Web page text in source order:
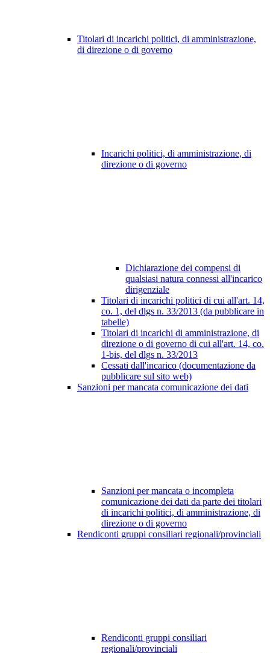
Titolari di incarichi politici, di amministrazione,
di direzione o di governo
Incarichi politici, di amministrazione, di
direzione o di governo
Dichiarazione dei compensi di
qualsiasi natura connessi all'incarico
dirigenziale
Titolari di incarichi politici di cui all'art. 14,
co. 1, del dlgs n. 33/2013 (da pubblicare in
tabelle)
Titolari di incarichi di amministrazione, di
direzione o di governo di cui all'art. 14, co.
1-bis, del dlgs n. 33/2013
Cessati dall'incarico (documentazione da
pubblicare sul sito web)
Sanzioni per mancata comunicazione dei dati
Sanzioni per mancata o incompleta
comunicazione dei dati da parte dei titolari
di incarichi politici, di amministrazione, di
direzione o di governo
Rendiconti gruppi consiliari regionali/provinciali
Rendiconti gruppi consiliari
regionali/provinciali